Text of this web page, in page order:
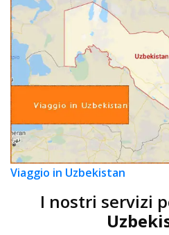
Viaggio in Uzbekistan
I nostri servizi